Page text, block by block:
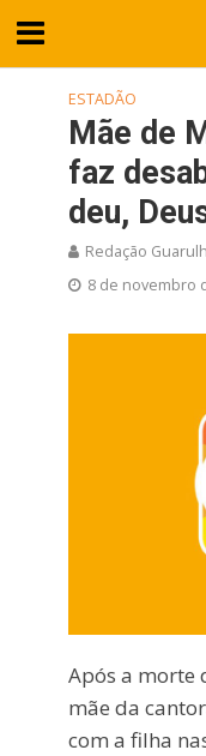
ESTADÃO
Mãe de
faz
deu,
Redação
8 de novembro
Após a morte
mãe da
com a filha